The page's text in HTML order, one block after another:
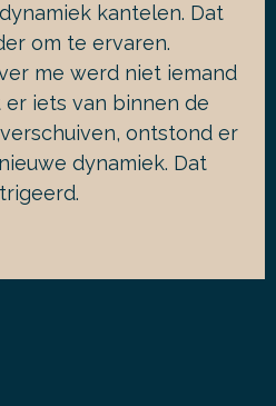
kantelen. Dat
om te ervaren.
me werd niet iemand
er iets van binnen de
ontstond er
dynamiek. Dat